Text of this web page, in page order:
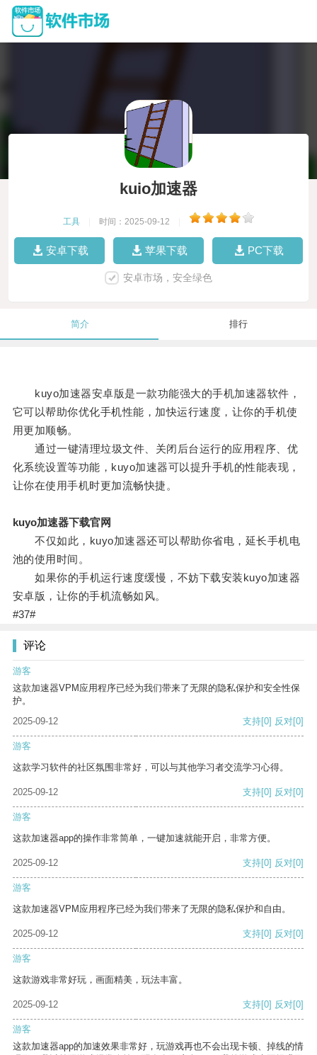
kuio加速器
工具 时间：2025-09-12
安卓下载 苹果下载 PC下载
安卓市场，安全绿色
简介 排行
kuyo加速器安卓版是一款功能强大的手机加速器软件，
它可以帮助你优化手机性能，加快运行速度，让你的手机使
用更加顺畅。
通过一键清理垃圾文件、关闭后台运行的应用程序、优
化系统设置等功能，kuyo加速器可以提升手机的性能表现，
让你在使用手机时更加流畅快捷。
kuyo加速器下载官网
不仅如此，kuyo加速器还可以帮助你省电，延长手机电
池的使用时间。
如果你的手机运行速度缓慢，不妨下载安装kuyo加速器
安卓版，让你的手机流畅如风。
#37#
评论
游客
这款加速器VPM应用程序已经为我们带来了无限的隐私保护和安全性保
护。
2025-09-12
支持[0] 反对[0]
游客
这款学习软件的社区氛围非常好，可以与其他学习者交流学习心得。
2025-09-12 支持[0] 反对[0]
游客
这款加速器app的操作非常简单，一键加速就能开启，非常方便。
2025-09-12 支持[0] 反对[0]
游客
这款加速器VPM应用程序已经为我们带来了无限的隐私保护和自由。
2025-09-12 支持[0] 反对[0]
游客
这款游戏非常好玩，画面精美，玩法丰富。
2025-09-12 支持[0] 反对[0]
游客
这款加速器app的加速效果非常好，玩游戏再也不会出现卡顿、掉线的情